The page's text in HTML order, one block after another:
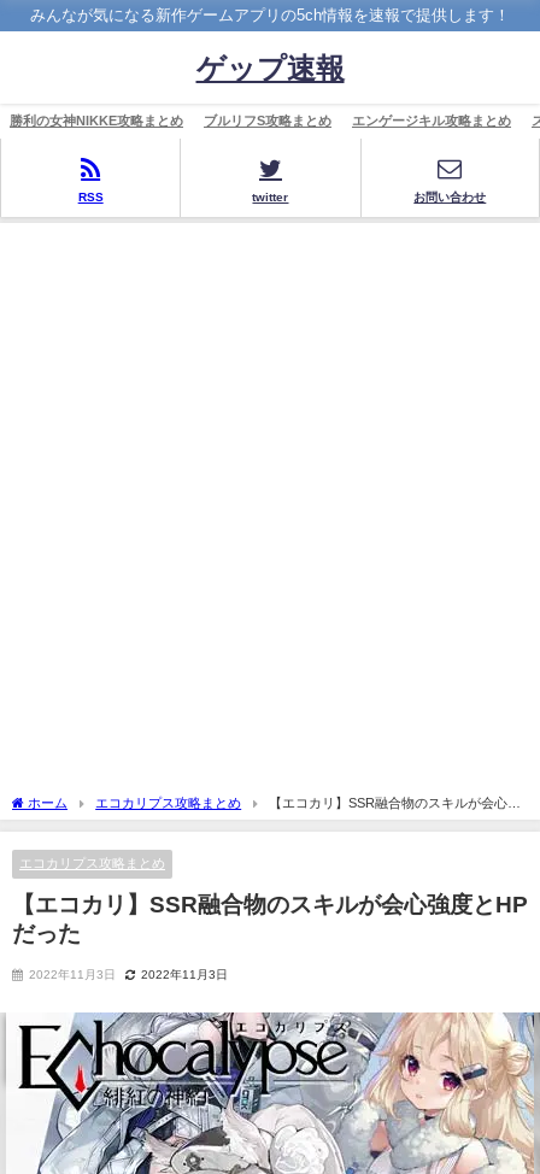
みんなが気になる新作ゲームアプリの5ch情報を速報で提供します！
ゲップ速報
勝利の女神NIKKE攻略まとめ ブルリフS攻略まとめ エンゲージキル攻略まとめ
RSS twitter お問い合わせ
ホーム エコカリプス攻略まとめ
【エコカリ】SSR融合物のスキルが会心強
度とHPだった
エコカリプス攻略まとめ
【エコカリ】SSR融合物のスキルが会心強度とHP
だった
2022年11月3日 2022年11月3日